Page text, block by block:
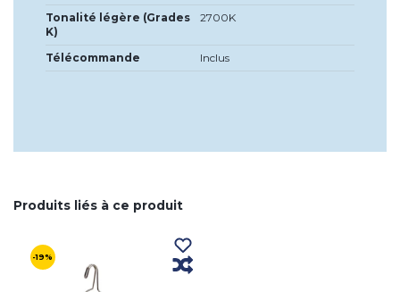
Tonalité légère (Grades
K)
2700K
Télécommande Inclus
Produits liés à ce produit
-19%